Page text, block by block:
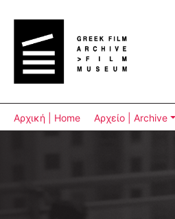
Αρχική | Home Αρχείο | Archive